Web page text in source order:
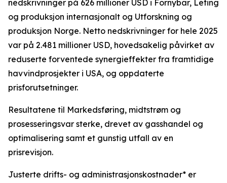
nedskrivninger på 626 millioner USD i Fornybar, Leting
og produksjon internasjonalt og Utforskning og
produksjon Norge. Netto nedskrivninger for hele 2025
var på 2.481 millioner USD, hovedsakelig påvirket av
reduserte forventede synergieffekter fra framtidige
havvindprosjekter i USA, og oppdaterte
prisforutsetninger.
Resultatene til Markedsføring, midtstrøm og
prosesseringsvar sterke, drevet av gasshandel og
optimalisering samt et gunstig utfall av en
prisrevisjon.
Justerte drifts- og administrasjonskostnader* er